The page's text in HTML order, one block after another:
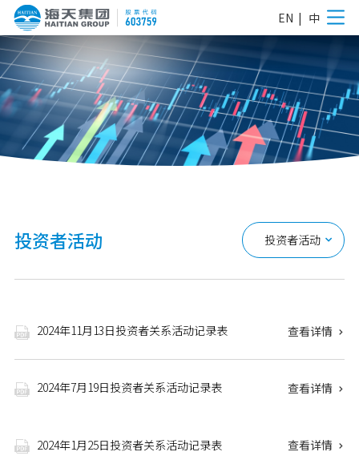
EN | 中
投资者活动 投资者活动 
 2024年11月13日投资者关系活动记录表 查看详情 
 2024年7月19日投资者关系活动记录表 查看详情 
 2024年1月25日投资者关系活动记录表 查看详情 